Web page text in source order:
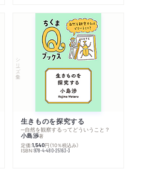
シリーズ・全集
生きものを探究する
─自然を観察するってどういうこと？
小島渉著
定価:1,540円 （10％税込み）
ISBN:978-4-480-25163-3